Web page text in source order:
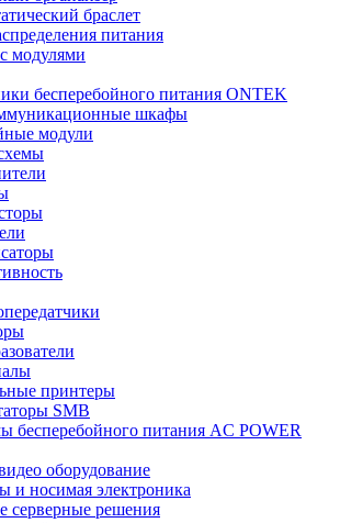
браслет
питания
модулями
бесперебойного питания ONTEK
шкафы
модули
принтеры
SMB
бесперебойного питания AC POWER
оборудование
и носимая электроника
серверные решения